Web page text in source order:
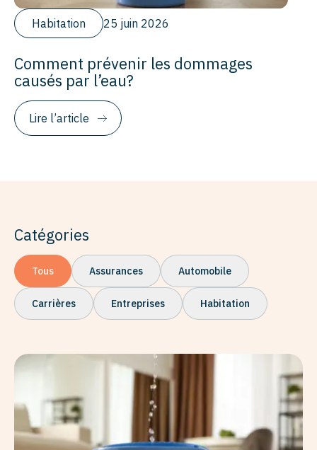
Habitation 25 juin 2026
Comment prévenir les dommages
causés par l’eau?
Lire l’article
Catégories
Tous Assurances Automobile
Carrières Entreprises Habitation